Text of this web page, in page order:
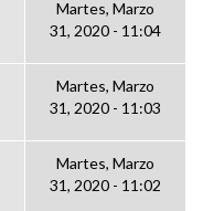
Martes, Marzo
31, 2020 - 11:04
Martes, Marzo
31, 2020 - 11:03
Martes, Marzo
31, 2020 - 11:02